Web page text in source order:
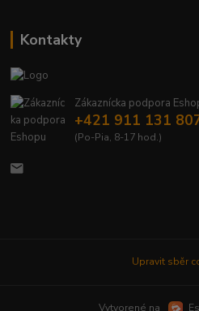
Kontakty
Zákaznícka podpora
+421 911 131
(Po-Pia, 8-17 hod.)
Upravit sběr
Vytvorené na